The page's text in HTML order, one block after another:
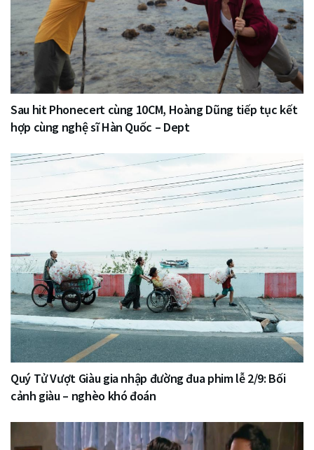
Sau hit Phonecert cùng 10CM, Hoàng Dũng tiếp tục kết
hợp cùng nghệ sĩ Hàn Quốc – Dept
Quý Tử Vượt Giàu gia nhập đường đua phim lễ 2/9: Bối
cảnh giàu – nghèo khó đoán